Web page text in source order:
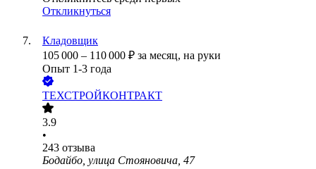
Откликнуться
Кладовщик
105 000 – 110 000 ₽ за месяц, на руки
Опыт 1-3 года
ТЕХСТРОЙКОНТРАКТ
3.9
•
243 отзыва
Бодайбо, улица Стояновича, 47